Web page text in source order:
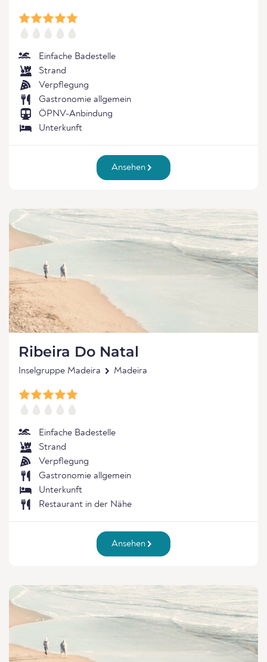
Einfache Badestelle
Strand
Verpflegung
Gastronomie allgemein
ÖPNV-Anbindung
Unterkunft
Ansehen
Ribeira Do Natal
Inselgruppe Madeira Madeira
Einfache Badestelle
Strand
Verpflegung
Gastronomie allgemein
Unterkunft
Restaurant in der Nähe
Ansehen